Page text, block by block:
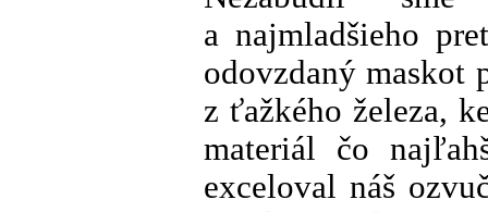
a najmladšieho
odovzdaný maskot
z ťažkého železa,
materiál čo
exceloval náš